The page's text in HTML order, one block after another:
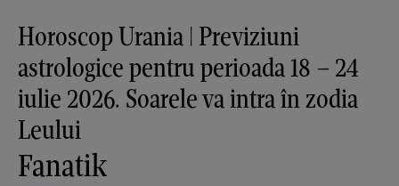
Horoscop Urania | Previziuni
astrologice pentru perioada 18 – 24
iulie 2026. Soarele va intra în zodia
Leului
Fanatik